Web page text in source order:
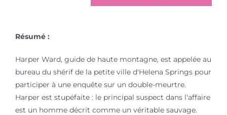
Résumé :
Harper Ward, guide de haute montagne, est appelée au
bureau du shérif de la petite ville d'Helena Springs pour
participer à une enquête sur un double-meurtre.
Harper est stupéfaite : le principal suspect dans l'affaire
est un homme décrit comme un véritable sauvage.